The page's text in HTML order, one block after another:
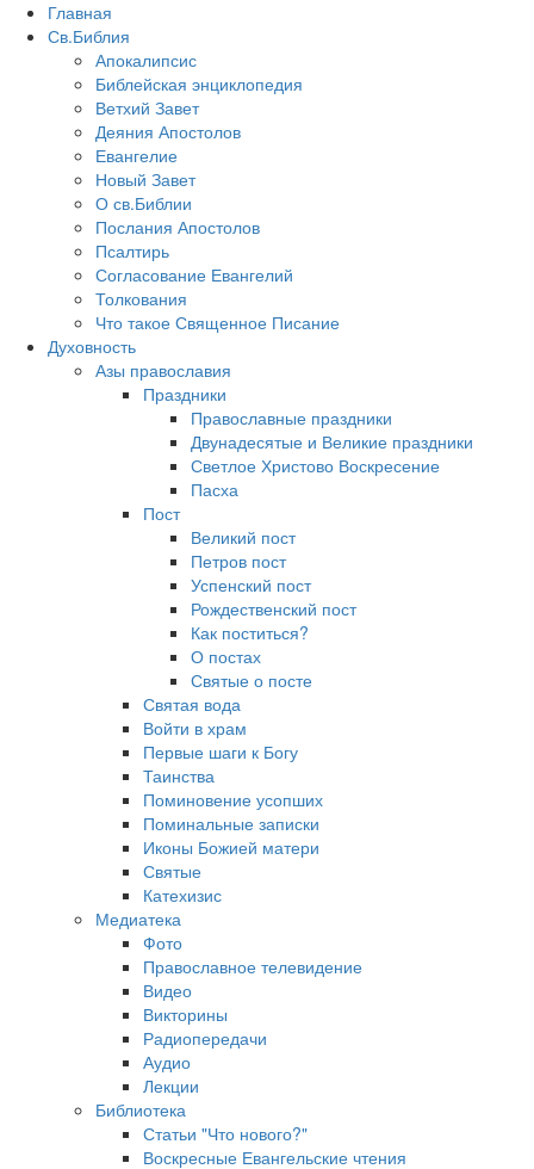
Главная
Св.Библия
Апокалипсис
Библейская энциклопедия
Ветхий Завет
Деяния Апостолов
Евангелие
Новый Завет
О св.Библии
Послания Апостолов
Псалтирь
Согласование Евангелий
Толкования
Что такое Священное Писание
Духовность
Азы православия
Праздники
Православные праздники
Двунадесятые и Великие праздники
Светлое Христово Воскресение
Пасха
Пост
Великий пост
Петров пост
Успенский пост
Рождественский пост
Как поститься?
О постах
Святые о посте
Святая вода
Войти в храм
Первые шаги к Богу
Таинства
Поминовение усопших
Поминальные записки
Иконы Божией матери
Святые
Катехизис
Медиатека
Фото
Православное телевидение
Видео
Викторины
Радиопередачи
Аудио
Лекции
Библиотека
Статьи "Что нового?"
Воскресные Евангельские чтения